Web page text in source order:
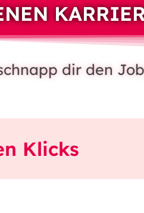
dir den
Klicks